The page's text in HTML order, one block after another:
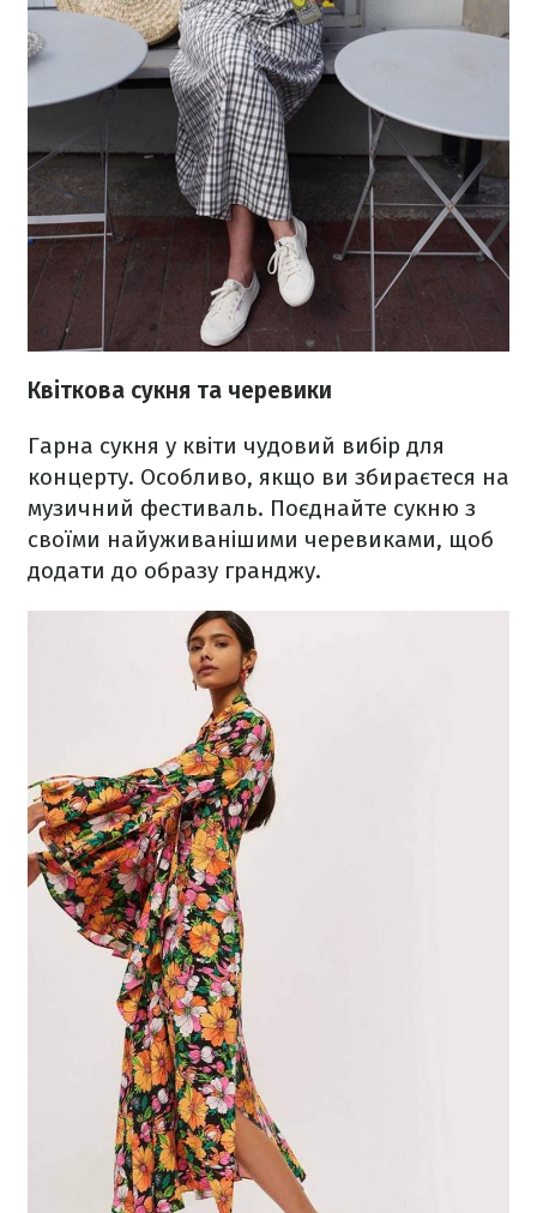
Квіткова сукня та черевики
Гарна сукня у квіти чудовий вибір для
концерту. Особливо, якщо ви збираєтеся на
музичний фестиваль. Поєднайте сукню з
своїми найуживанішими черевиками, щоб
додати до образу гранджу.